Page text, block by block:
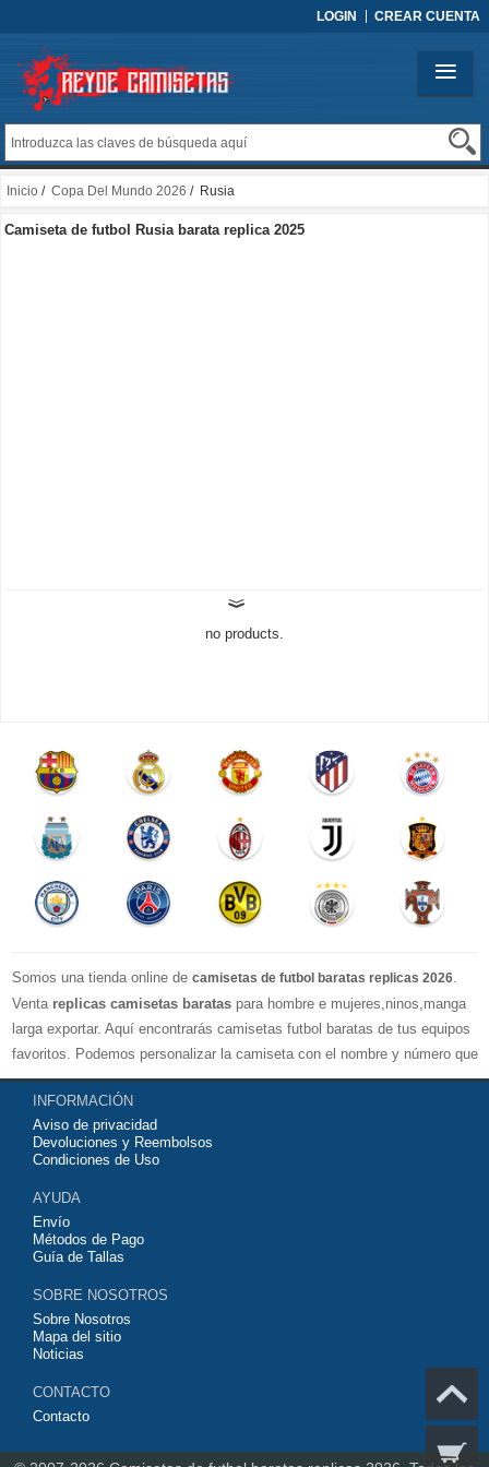
LOGIN CREAR CUENTA
Inicio / Copa Del Mundo 2026 / Rusia
Camiseta de futbol Rusia barata replica 2025
no products.
Somos una tienda online de camisetas de futbol baratas replicas 2026.
Venta replicas camisetas baratas para hombre e mujeres,ninos,manga
larga exportar. Aquí encontrarás camisetas futbol baratas de tus equipos
favoritos. Podemos personalizar la camiseta con el nombre y número que
quieras. Nuestrascamisetas de futbol replicasson de máxima calidad
tailandesa por lo que estamos convencidos que quedarás muy satisfecho
con ella. Estas camisetas tienen un tejido transpirable por lo que te
servirán para jugar al fútbol o simplemente para animar a tu equipo
contáctanos y haremos lo posible para conseguirtela lo más barata
posible.
INFORMACIÓN
Aviso de privacidad
Devoluciones y Reembolsos
Condiciones de Uso
AYUDA
Envío
Métodos de Pago
Guía de Tallas
SOBRE NOSOTROS
Sobre Nosotros
Mapa del sitio
Noticias
CONTACTO
Contacto